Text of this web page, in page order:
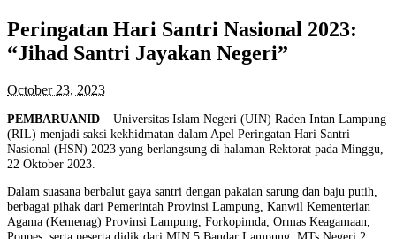
Peringatan Hari Santri Nasional 2023:
“Jihad Santri Jayakan Negeri”
October 23, 2023
PEMBARUANID – Universitas Islam Negeri (UIN) Raden Intan Lampung
(RIL) menjadi saksi kekhidmatan dalam Apel Peringatan Hari Santri
Nasional (HSN) 2023 yang berlangsung di halaman Rektorat pada Minggu,
22 Oktober 2023.
Dalam suasana berbalut gaya santri dengan pakaian sarung dan baju putih,
berbagai pihak dari Pemerintah Provinsi Lampung, Kanwil Kementerian
Agama (Kemenag) Provinsi Lampung, Forkopimda, Ormas Keagamaan,